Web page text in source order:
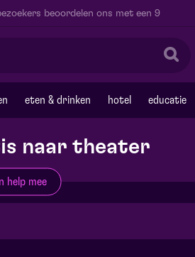
beoordelen ons met een 9
eten & drinken hotel educatie
naar theater
help mee